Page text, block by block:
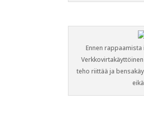
Ennen
teho riittää ja